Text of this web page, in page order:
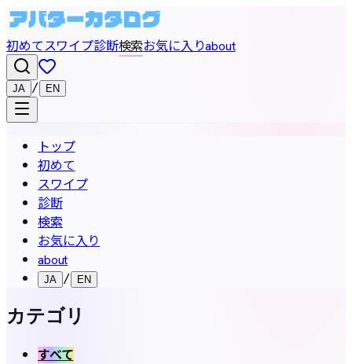
初めてスワイプ診断検索お気に入りabout
JA / EN
トップ
初めて
スワイプ
診断
検索
お気に入り
about
JA / EN
カテゴリ
すべて